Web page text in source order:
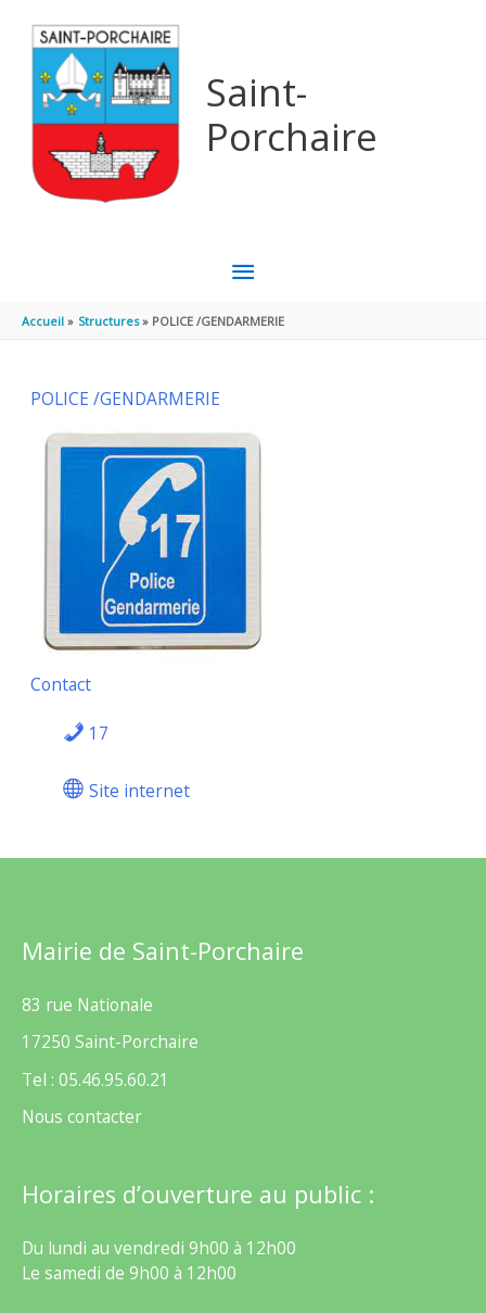
Saint-
Porchaire
MENU
PRINCIPAL
Accueil Structures POLICE /GENDARMERIE
POLICE /GENDARMERIE
Contact
17
Site internet
Mairie de Saint-Porchaire
83 rue Nationale
17250 Saint-Porchaire
Tel : 05.46.95.60.21
Nous contacter
Horaires d’ouverture au public :
Du lundi au vendredi 9h00 à 12h00
Le samedi de 9h00 à 12h00